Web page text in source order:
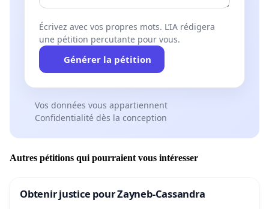
Écrivez avec vos propres mots. L’IA rédigera
une pétition percutante pour vous.
Générer la pétition
Vos données vous appartiennent
Confidentialité dès la conception
Autres pétitions qui pourraient vous intéresser
Obtenir justice pour Zayneb-Cassandra